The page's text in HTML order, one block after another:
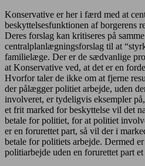
Konservative er her i færd med at
beskyttelsesfunktionen af borgerens
Deres forslag kan kritiseres på
centralplanlægningsforslag til at
familielæge. Der er de sædvanlige
at Konservative ved, at det er en
Hvorfor taler de ikke om at fjerne
der pålægger politiet arbejde, uden
involveret, er tydeligvis eksempler
et frit marked for beskyttelse vil det
betale for politiet, for at politiet
er en forurettet part, så vil der i
betale for politiets arbejde. Dermed
politiarbejde uden en forurettet part